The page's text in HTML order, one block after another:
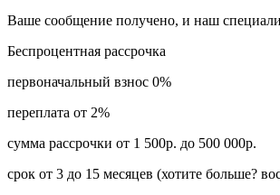
Ваше сообщение получено, и наш
Беспроцентная рассрочка
первоначальный взнос 0%
переплата от 2%
сумма рассрочки от 1 500р. до 500 000р.
срок от 3 до 15 месяцев (хотите больше?